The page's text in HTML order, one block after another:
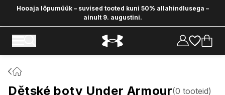
Hooaja lõpumüük – suvised tooted kuni 50% allahindlusega –
ainult 9. augustini.
Dětské boty Under Armour(0 tooteid)